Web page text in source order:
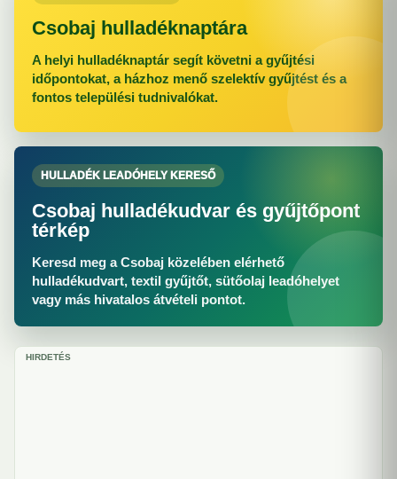
Csobaj hulladéknaptára
A helyi hulladéknaptár segít követni a gyűjtési
időpontokat, a házhoz menő szelektív gyűjtést és a
fontos települési tudnivalókat.
HULLADÉK LEADÓHELY KERESŐ
Csobaj hulladékudvar és gyűjtőpont
térkép
Keresd meg a Csobaj közelében elérhető
hulladékudvart, textil gyűjtőt, sütőolaj leadóhelyet
vagy más hivatalos átvételi pontot.
HIRDETÉS